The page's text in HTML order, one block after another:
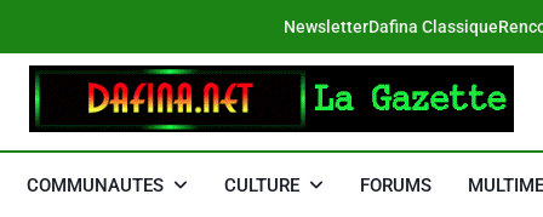
NewsletterDafina Classique
DAFINA
COMMUNAUTES CULTURE FORUMS